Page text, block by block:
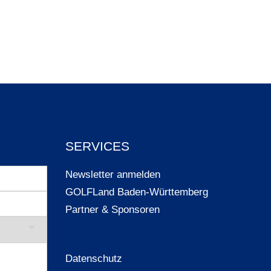
SERVICES
Newsletter anmelden
GOLFLand Baden-Württemberg
Partner & Sponsoren
Datenschutz